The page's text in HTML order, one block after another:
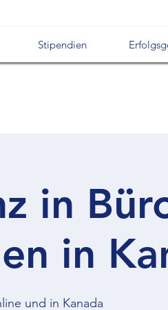
Stipendien
in
in
und in Kanada